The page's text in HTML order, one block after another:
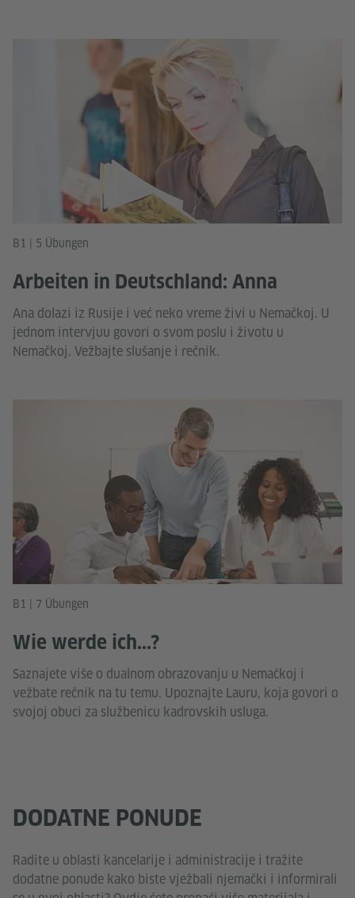
B1 | 5 Übungen
Arbeiten in Deutschland: Anna
Ana dolazi iz Rusije i već neko vreme živi u Nemačkoj. U
jednom intervjuu govori o svom poslu i životu u
Nemačkoj. Vežbajte slušanje i rečnik.
B1 | 7 Übungen
Wie werde ich...?
Saznajete više o dualnom obrazovanju u Nemačkoj i
vežbate rečnik na tu temu. Upoznajte Lauru, koja govori o
svojoj obuci za službenicu kadrovskih usluga.
DODATNE PONUDE
Radite u oblasti kancelarije i administracije i tražite
dodatne ponude kako biste vježbali njemački i informirali